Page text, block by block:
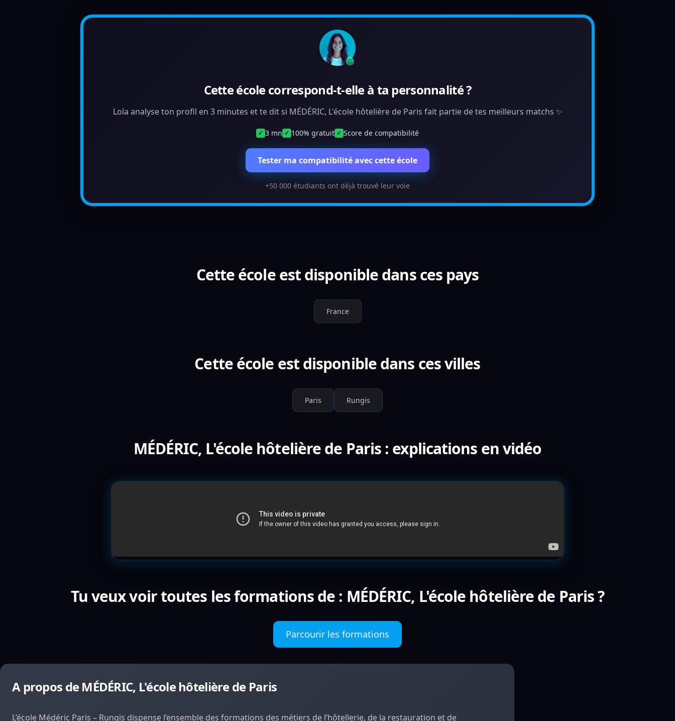
Cette école correspond-t-elle à ta personnalité ?
Lola analyse ton profil en 3 minutes et te dit si MÉDÉRIC, L'école hôtelière de Paris fait partie de tes meilleurs matchs ✨
✓ 3 mn ✓ 100% gratuit ✓ Score de compatibilité
Tester ma compatibilité avec cette école
+50 000 étudiants ont déjà trouvé leur voie
Cette école est disponible dans ces pays
France
Cette école est disponible dans ces villes
Paris Rungis
MÉDÉRIC, L'école hôtelière de Paris : explications en vidéo
Tu veux voir toutes les formations de : MÉDÉRIC, L'école hôtelière de Paris ?
Parcourir les formations
A propos de MÉDÉRIC, L'école hôtelière de Paris
L’école Médéric Paris – Rungis dispense l’ensemble des formations des métiers de l’hôtellerie, de la restauration et de